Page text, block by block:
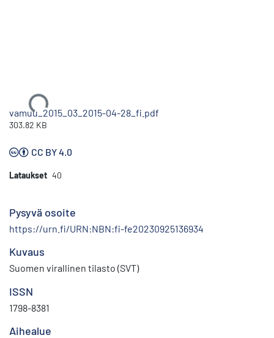
Ladataan...
vamuu_2015_03_2015-04-28_fi.pdf
303.82 KB
CC BY 4.0
Lataukset 40
Pysyvä osoite
https://urn.fi/URN:NBN:fi-fe20230925136934
Kuvaus
Suomen virallinen tilasto (SVT)
ISSN
1798-8381
Aihealue